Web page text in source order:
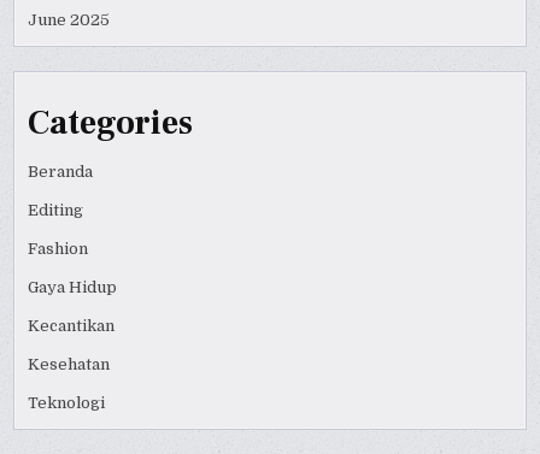
June 2025
Categories
Beranda
Editing
Fashion
Gaya Hidup
Kecantikan
Kesehatan
Teknologi